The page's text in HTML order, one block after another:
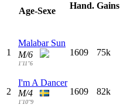
Age-Sexe
Hand. Gains
1
Malabar Sun
M/6
1'11"6
1609 75k
2
I'm A Dancer
M/4
1'10"9
1609 82k